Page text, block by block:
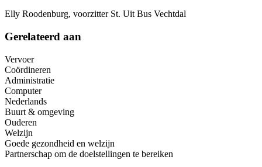
Elly Roodenburg, voorzitter St. Uit Bus Vechtdal
Gerelateerd aan
Vervoer
Coördineren
Administratie
Computer
Nederlands
Buurt & omgeving
Ouderen
Welzijn
Goede gezondheid en welzijn
Partnerschap om de doelstellingen te bereiken